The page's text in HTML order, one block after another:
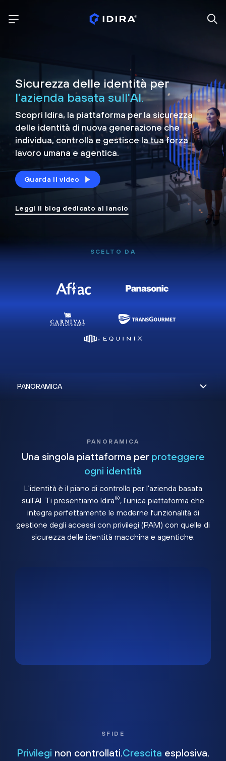
Sicurezza delle identità per
l'azienda basata sull'AI.
Scopri Idira, la piattaforma per la sicurezza
delle identità di nuova generazione che
individua, controlla e gestisce la tua forza
lavoro umana e agentica.
Guarda il video
Leggi il blog dedicato al lancio
SCELTO DA
PANORAMICA
Una singola piattaforma per proteggere
ogni identità
L'identità è il piano di controllo per l'azienda basata
sull'AI. Ti presentiamo Idira®, l'unica piattaforma che
integra perfettamente le moderne funzionalità di
gestione degli accessi con privilegi (PAM) con quelle di
sicurezza delle identità macchina e agentiche.
SFIDE
Privilegi non controllati. Crescita esplosiva.